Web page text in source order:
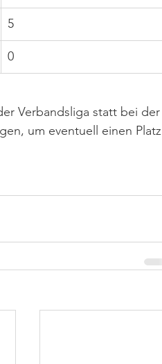
5
0
Verbandsliga statt bei der
um eventuell einen Platz